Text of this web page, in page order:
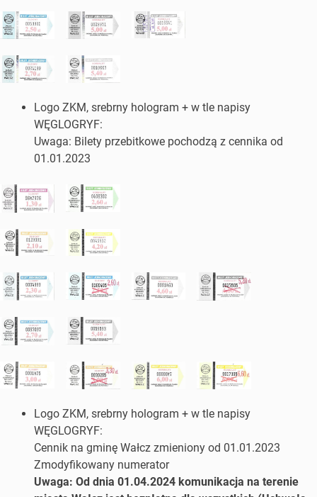
Logo ZKM, srebrny hologram + w tle napisy
WĘGLOGRYF:
Uwaga: Bilety przebitkowe pochodzą z cennika od
01.01.2023
Logo ZKM, srebrny hologram + w tle napisy
WĘGLOGRYF:
Cennik na gminę Wałcz zmieniony od 01.01.2023
Zmodyfikowany numerator
Uwaga: Od dnia 01.04.2024 komunikacja na terenie